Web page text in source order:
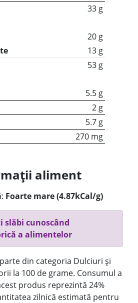
33 g
20 g
13 g
53 g
5.5 g
2 g
5.7 g
270 mg
aliment
Foarte mare (4.87kCal/g)
slăbi cunoscând
a alimentelor
din categoria Dulciuri și
la 100 de grame. Consumul a
produs reprezintă 24%
zilnică estimată pentru